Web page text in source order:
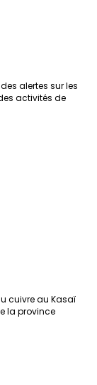
alertes sur les
activités de
cuivre au Kasaï
la province